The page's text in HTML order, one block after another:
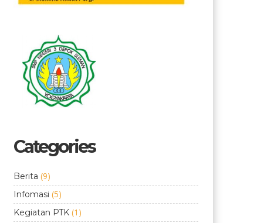
Categories
Berita (9)
Infomasi (5)
Kegiatan PTK (1)